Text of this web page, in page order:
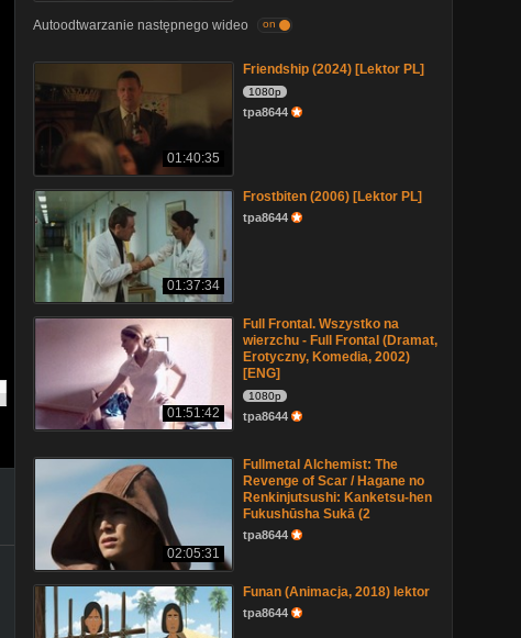
Autoodtwarzanie następnego wideo on
01:40:35
Friendship (2024) [Lektor PL]
1080p
tpa8644
01:37:34
Frostbiten (2006) [Lektor PL]
tpa8644
01:51:42
Full Frontal. Wszystko na
wierzchu - Full Frontal (Dramat,
Erotyczny, Komedia, 2002)
[ENG]
1080p
tpa8644
02:05:31
Fullmetal Alchemist: The
Revenge of Scar / Hagane no
Renkinjutsushi: Kanketsu-hen
Fukushūsha Sukā (2
tpa8644
Funan (Animacja, 2018) lektor
tpa8644